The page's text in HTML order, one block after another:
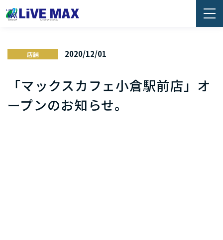
店舗 2020/12/01
「マックスカフェ小倉駅前店」オ
ープンのお知らせ。